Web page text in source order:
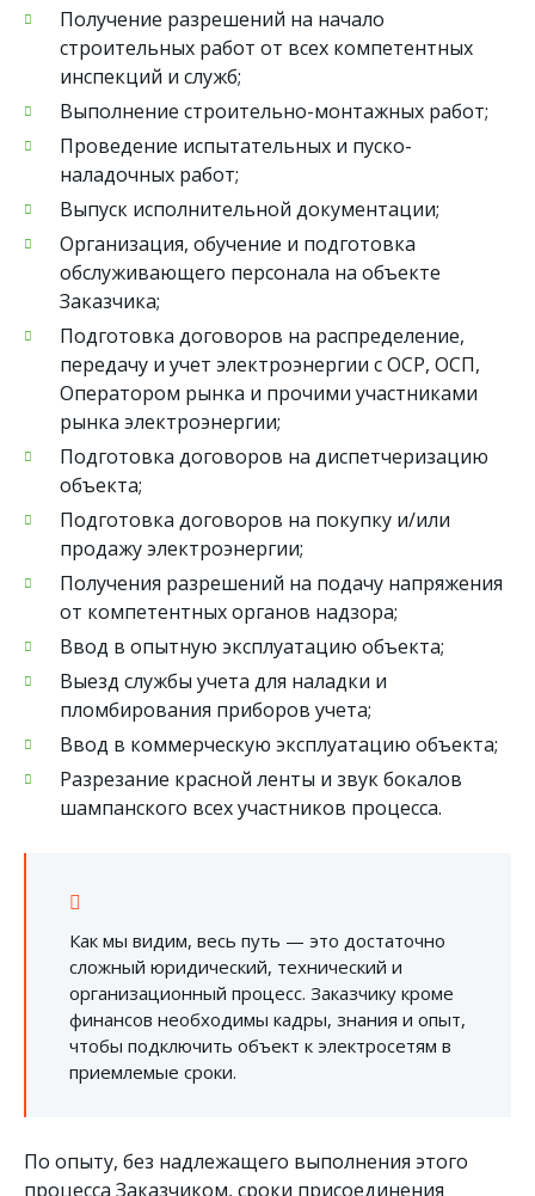
Получение разрешений на начало
строительных работ от всех компетентных
инспекций и служб;
Выполнение строительно-монтажных работ;
Проведение испытательных и пуско-
наладочных работ;
Выпуск исполнительной документации;
Организация, обучение и подготовка
обслуживающего персонала на объекте
Заказчика;
Подготовка договоров на распределение,
передачу и учет электроэнергии с ОСР, ОСП,
Оператором рынка и прочими участниками
рынка электроэнергии;
Подготовка договоров на диспетчеризацию
объекта;
Подготовка договоров на покупку и/или
продажу электроэнергии;
Получения разрешений на подачу напряжения
от компетентных органов надзора;
Ввод в опытную эксплуатацию объекта;
Выезд службы учета для наладки и
пломбирования приборов учета;
Ввод в коммерческую эксплуатацию объекта;
Разрезание красной ленты и звук бокалов
шампанского всех участников процесса.
Как мы видим, весь путь — это достаточно
сложный юридический, технический и
организационный процесс. Заказчику кроме
финансов необходимы кадры, знания и опыт,
чтобы подключить объект к электросетям в
приемлемые сроки.
По опыту, без надлежащего выполнения этого
процесса Заказчиком, сроки присоединения